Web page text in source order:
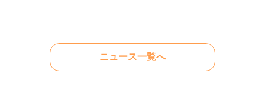
ニュース一覧へ